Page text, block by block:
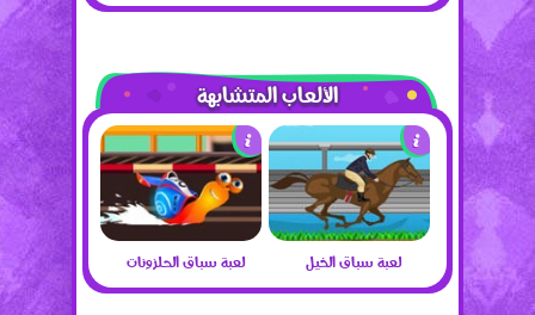
الألعاب المتشابهة
لعبة سباق الخيل لعبة سباق الحلزونات